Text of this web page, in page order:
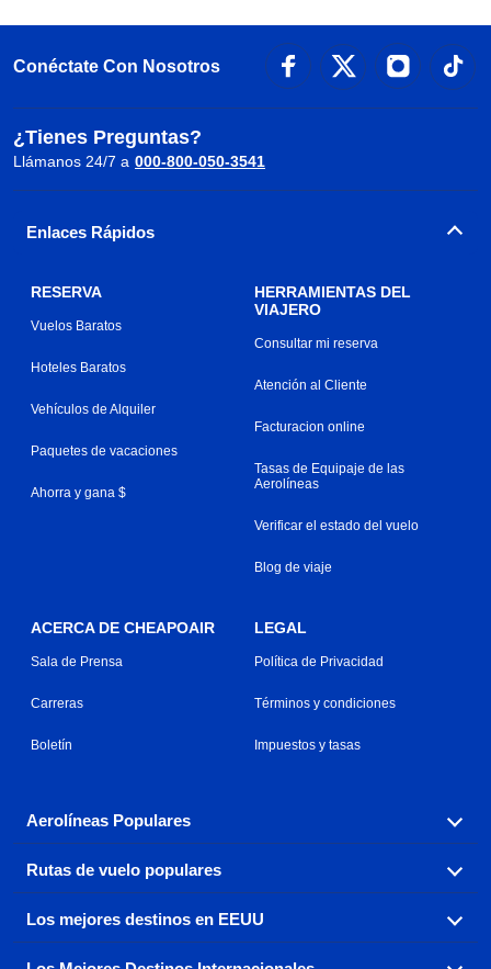
Conéctate Con Nosotros
¿Tienes Preguntas?
Llámanos 24/7 a 000-800-050-3541
Enlaces Rápidos
RESERVA
Vuelos Baratos
Hoteles Baratos
Vehículos de Alquiler
Paquetes de vacaciones
Ahorra y gana $
HERRAMIENTAS DEL
VIAJERO
Consultar mi reserva
Atención al Cliente
Facturacion online
Tasas de Equipaje de las
Aerolíneas
Verificar el estado del vuelo
Blog de viaje
ACERCA DE CHEAPOAIR
Sala de Prensa
Carreras
Boletín
LEGAL
Política de Privacidad
Términos y condiciones
Impuestos y tasas
Aerolíneas Populares
Explora nuestras opciones de tarifas aéreas baratas por
aerolínea, con más de 500 opciones para elegir.
Aeromexico
Rutas de vuelo populares
Reserva una de nuestras rutas de vuelo más populares
con tres sencillos clics.
Los mejores destinos en EEUU